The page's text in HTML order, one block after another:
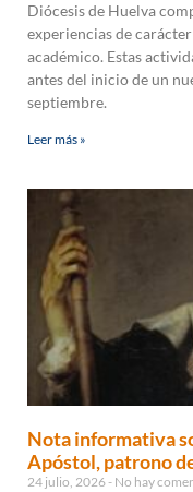
Diócesis de Huelva
experiencias de
académico. Estas
antes del inicio de un
septiembre.
Leer más »
Nota informativa
Apóstol, patrono
24 julio, 2026 No hay